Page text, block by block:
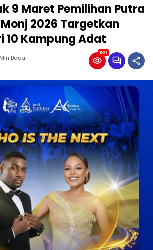
9 Maret Pemilihan Putra
2026 Targetkan
10 Kampung Adat
Baca
189